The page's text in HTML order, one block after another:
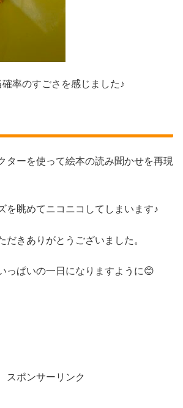
率のすごさを感じました♪
ターを使って絵本の読み聞かせを再現
を眺めてニコニコしてしまいます♪
だきありがとうございました。
っぱいの一日になりますように😊
スポンサーリンク